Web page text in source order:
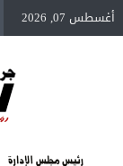
أغسطس 07, 2026